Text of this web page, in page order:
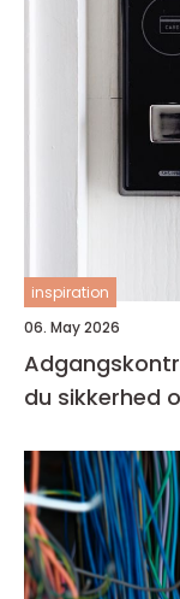
inspiration
06. May 2026
du sikkerhed